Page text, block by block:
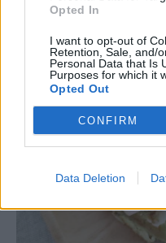
Opted In
I want to opt-out of
Retention, Sale, and/
Personal Data that Is
Purposes for which it
Opted Out
CONFIRM
Data Deletion
in friggitrice ad aria sono